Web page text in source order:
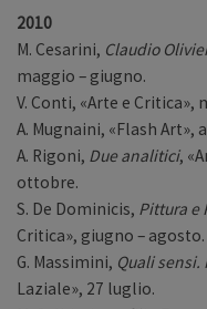
2010
M. Cesarini, Claudio
maggio – giugno.
V. Conti, «Arte e Critica»,
A. Mugnaini, «Flash Art»,
A. Rigoni, Due analitici,
ottobre.
S. De Dominicis, Pittura e
Critica», giugno – agosto.
G. Massimini, Quali sensi.
Laziale», 27 luglio.